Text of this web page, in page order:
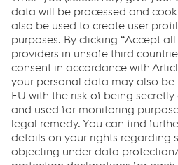
Pavel Zajic
Sales Road Safety - International
Mob.+420/722/917516
Odeslat e-mail
Links